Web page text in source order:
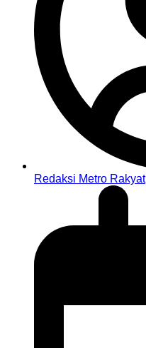
Redaksi Metro Rakyat